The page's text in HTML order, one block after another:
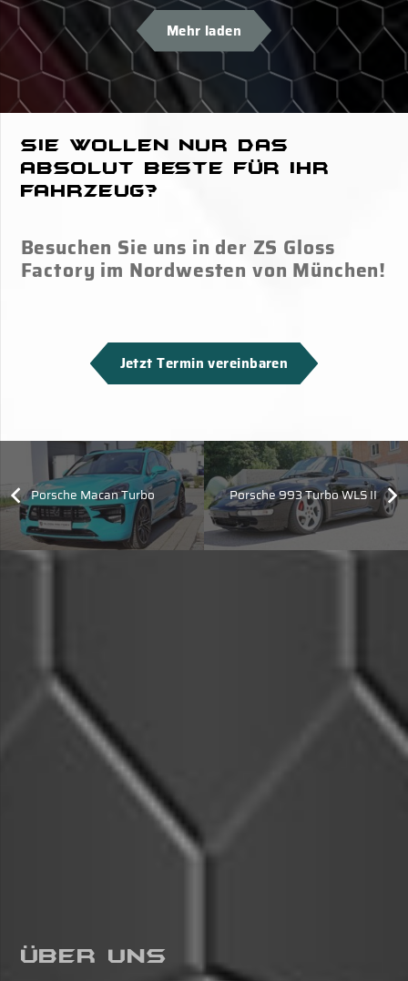
Mehr laden
Sie wollen nur das
absolut Beste für Ihr
Fahrzeug?
Besuchen Sie uns in der ZS Gloss
Factory im Nordwesten von München!
Jetzt Termin vereinbaren
Porsche Macan Turbo Porsche 993 Turbo WLS II
Über Uns